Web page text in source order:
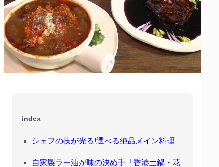
index
シェフの技が光る!選べる絶品メイン料理
自家製ラー油が味の決め手「香港土鍋・花